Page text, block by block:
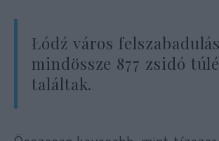
Łódź város
mindössze 877 zsidó
találtak.